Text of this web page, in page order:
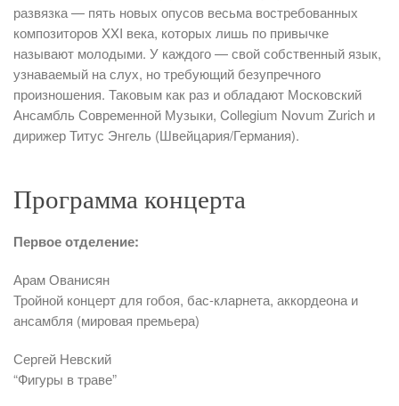
развязка — пять новых опусов весьма востребованных
композиторов XXI века, которых лишь по привычке
называют молодыми. У каждого — свой собственный язык,
узнаваемый на слух, но требующий безупречного
произношения. Таковым как раз и обладают Московский
Ансамбль Современной Музыки, Collegium Novum Zurich и
дирижер Титус Энгель (Швейцария/Германия).
Программа концерта
Первое отделение:
Арам Ованисян
Тройной концерт для гобоя, бас-кларнета, аккордеона и
ансамбля (мировая премьера)
Сергей Невский
“Фигуры в траве”